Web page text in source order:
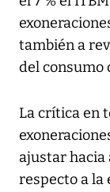
también a
del consumo
La crítica en
ajustar hacia
respecto a la